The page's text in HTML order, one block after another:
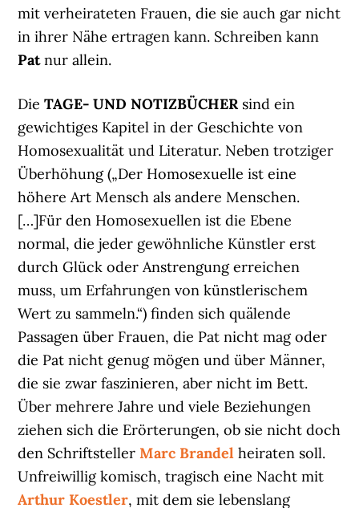
mit verheirateten Frauen, die sie auch gar nicht
in ihrer Nähe ertragen kann. Schreiben kann
Patnur allein.
DieTAGE- UND NOTIZBÜCHERsind ein
gewichtiges Kapitel in der Geschichte von
Homosexualität und Literatur. Neben trotziger
Überhöhung („Der Homosexuelle ist eine
höhere Art Mensch als andere Menschen.
[…]Für den Homosexuellen ist die Ebene
normal, die jeder gewöhnliche Künstler erst
durch Glück oder Anstrengung erreichen
muss, um Erfahrungen von künstlerischem
Wert zu sammeln.“) finden sich quälende
Passagen über Frauen, die Pat nicht mag oder
die Pat nicht genug mögen und über Männer,
die sie zwar faszinieren, aber nicht im Bett.
Über mehrere Jahre und viele Beziehungen
ziehen sich die Erörterungen, ob sie nicht doch
den SchriftstellerMarc Brandelheiraten soll.
Unfreiwillig komisch, tragisch eine Nacht mit
Arthur Koestler, mit dem sie lebenslang